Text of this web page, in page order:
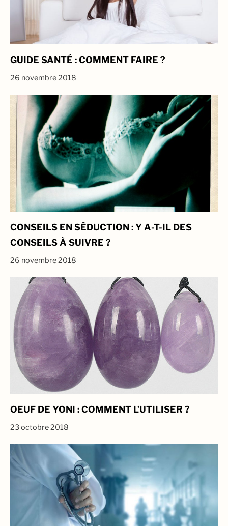
GUIDE SANTÉ : COMMENT FAIRE ?
26 novembre 2018
CONSEILS EN SÉDUCTION : Y A-T-IL DES
CONSEILS À SUIVRE ?
26 novembre 2018
OEUF DE YONI : COMMENT L’UTILISER ?
23 octobre 2018